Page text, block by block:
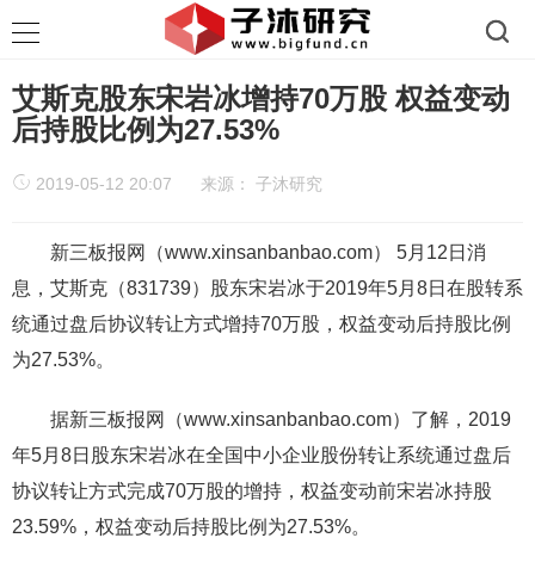
艾斯克股东宋岩冰增持70万股 权益变动
后持股比例为27.53%
2019-05-12 20:07 来源： 子沐研究
新三板报网（www.xinsanbanbao.com） 5月12日消
息，艾斯克（831739）股东宋岩冰于2019年5月8日在股转系
统通过盘后协议转让方式增持70万股，权益变动后持股比例
为27.53%。
据新三板报网（www.xinsanbanbao.com）了解，2019
年5月8日股东宋岩冰在全国中小企业股份转让系统通过盘后
协议转让方式完成70万股的增持，权益变动前宋岩冰持股
23.59%，权益变动后持股比例为27.53%。